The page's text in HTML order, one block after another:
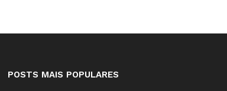
POSTS MAIS POPULARES